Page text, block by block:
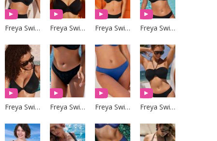
Freya Swim Freya Swim Freya Swim Freya Swim
Freya Swim Freya Swim Freya Swim Freya Swim